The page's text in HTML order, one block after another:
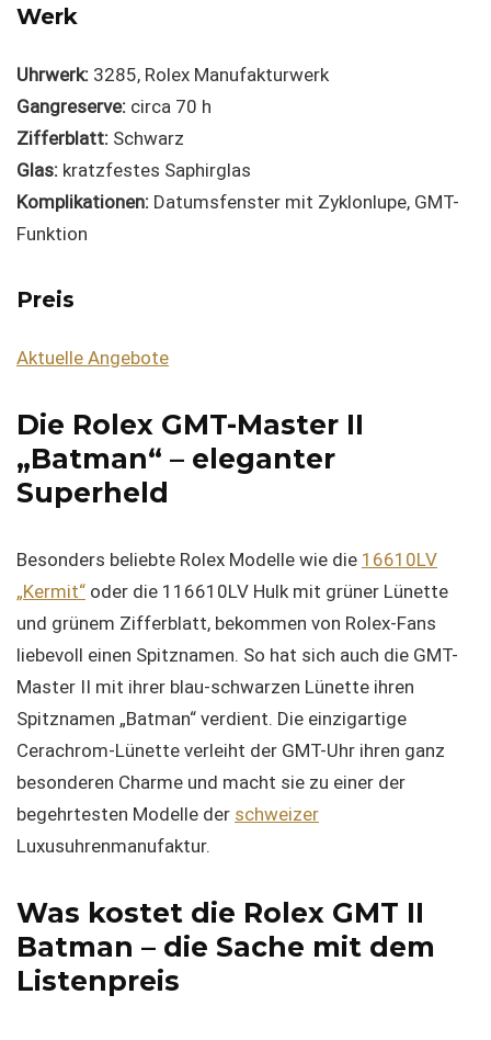
Werk
Uhrwerk: 3285, Rolex Manufakturwerk
Gangreserve: circa 70 h
Zifferblatt: Schwarz
Glas: kratzfestes Saphirglas
Komplikationen: Datumsfenster mit Zyklonlupe, GMT-
Funktion
Preis
Aktuelle Angebote
Die Rolex GMT-Master II
„Batman“ – eleganter
Superheld
Besonders beliebte Rolex Modelle wie die 16610LV
„Kermit“ oder die 116610LV Hulk mit grüner Lünette
und grünem Zifferblatt, bekommen von Rolex-Fans
liebevoll einen Spitznamen. So hat sich auch die GMT-
Master II mit ihrer blau-schwarzen Lünette ihren
Spitznamen „Batman“ verdient. Die einzigartige
Cerachrom-Lünette verleiht der GMT-Uhr ihren ganz
besonderen Charme und macht sie zu einer der
begehrtesten Modelle der schweizer
Luxusuhrenmanufaktur.
Was kostet die Rolex GMT II
Batman – die Sache mit dem
Listenpreis